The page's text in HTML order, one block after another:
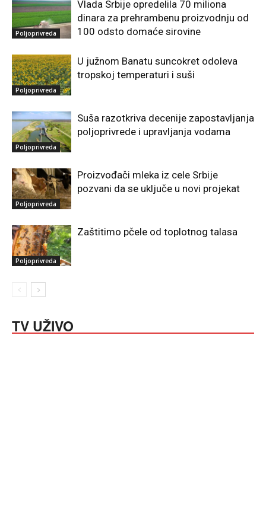
Poljoprivreda
Vlada Srbije opredelila 70 miliona
dinara za prehrambenu proizvodnju od
100 odsto domaće sirovine
Poljoprivreda
U južnom Banatu suncokret odoleva
tropskoj temperaturi i suši
Poljoprivreda
Suša razotkriva decenije zapostavljanja
poljoprivrede i upravljanja vodama
Poljoprivreda
Proizvođači mleka iz cele Srbije
pozvani da se uključe u novi projekat
Poljoprivreda
Zaštitimo pčele od toplotnog talasa
TV UŽIVO